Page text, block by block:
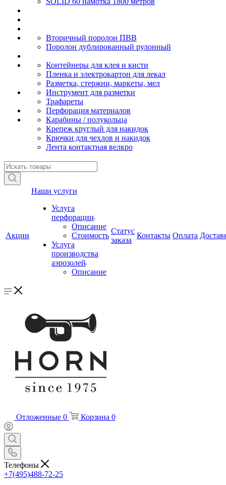
Вторичный поролон ПВВ
Поролон дублированный рулонный
Контейнеры для клея и кисти
Пленка и электрокартон для лекал
Разметка, стержни, маркеты, мел
Инструмент для разметки
Трафареты
Перфорация материалов
Карабины / полукольца
Крепеж круглый для накидок
Крючки для чехлов и накидок
Лента контактная велкро
Акции
Наши услуги
Услуга
перфорации
Описание
Стоимость
Услуга
производства
аэрозолей
Описание
Статус
заказа
Контакты Оплата
Отложенные 0 Корзина 0
Телефоны
+7(495)488-72-25